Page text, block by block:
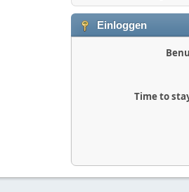
Einloggen
Time to